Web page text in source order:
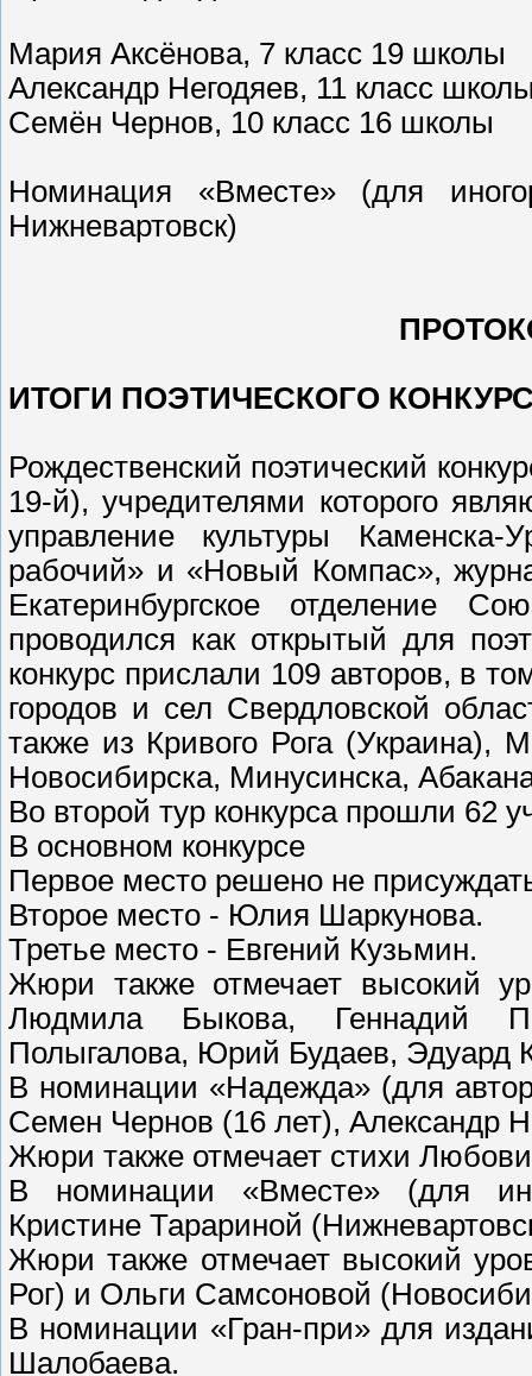
Мария Аксёнова, 7 класс 19 школы
Александр Негодяев, 11 класс
Семён Чернов, 10 класс 16 школы
Номинация «Вместе» (для
Нижневартовск)
ИТОГИ ПОЭТИЧЕСКОГО
Рождественский поэтический
19-й), учредителями которого
управление культуры Каменска-
рабочий» и «Новый Компас»,
Екатеринбургское отделение
проводился как открытый для
конкурс прислали 109 авторов, в
городов и сел Свердловской
также из Кривого Рога (Украина),
Новосибирска, Минусинска,
Во второй тур конкурса прошли 62
В основном конкурсе
Первое место решено не
Второе место - Юлия Шаркунова.
Третье место - Евгений Кузьмин.
Жюри также отмечает высокий
Людмила Быкова, Геннадий
Полыгалова, Юрий Будаев, Эдуард
В номинации «Надежда» (для
Семен Чернов (16 лет), Александр
Жюри также отмечает стихи
В номинации «Вместе» (для
Кристине Тарариной
Жюри также отмечает высокий
Рог) и Ольги Самсоновой
В номинации «Гран-при» для
Шалобаева.